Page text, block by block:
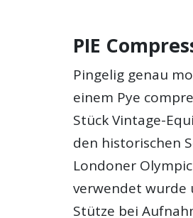
PIE
Pingelig genau
einem Pye
Stück Vintage-
den historischen
Londoner
verwendet wurde
Stütze bei